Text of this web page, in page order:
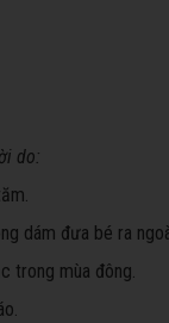
do:
dám đưa bé ra
trong mùa đông.